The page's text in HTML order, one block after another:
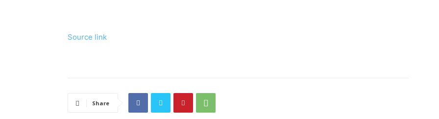
Source link
Share